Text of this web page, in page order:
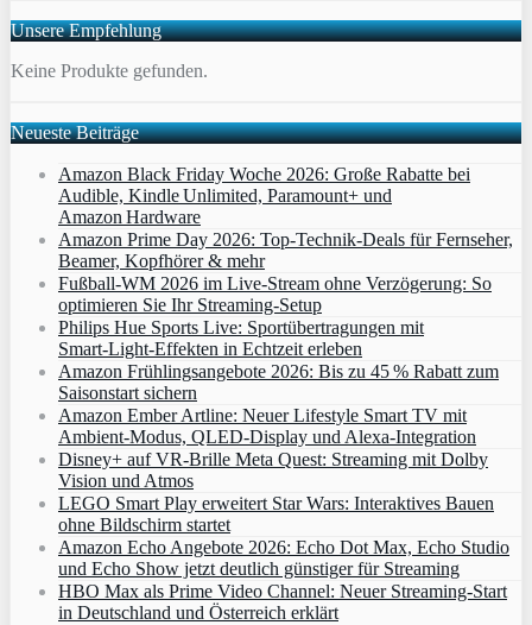
Unsere Empfehlung
Keine Produkte gefunden.
Neueste Beiträge
Amazon Black Friday Woche 2026: Große Rabatte bei
Audible, Kindle Unlimited, Paramount+ und
Amazon Hardware
Amazon Prime Day 2026: Top-Technik-Deals für Fernseher,
Beamer, Kopfhörer & mehr
Fußball-WM 2026 im Live-Stream ohne Verzögerung: So
optimieren Sie Ihr Streaming-Setup
Philips Hue Sports Live: Sportübertragungen mit
Smart‑Light‑Effekten in Echtzeit erleben
Amazon Frühlingsangebote 2026: Bis zu 45 % Rabatt zum
Saisonstart sichern
Amazon Ember Artline: Neuer Lifestyle Smart TV mit
Ambient‑Modus, QLED‑Display und Alexa‑Integration
Disney+ auf VR-Brille Meta Quest: Streaming mit Dolby
Vision und Atmos
LEGO Smart Play erweitert Star Wars: Interaktives Bauen
ohne Bildschirm startet
Amazon Echo Angebote 2026: Echo Dot Max, Echo Studio
und Echo Show jetzt deutlich günstiger für Streaming
HBO Max als Prime Video Channel: Neuer Streaming‑Start
in Deutschland und Österreich erklärt